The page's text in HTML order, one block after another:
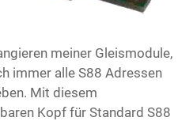
meiner Gleismodule,
immer alle S88 Adressen
Mit diesem
Kopf für Standard S88